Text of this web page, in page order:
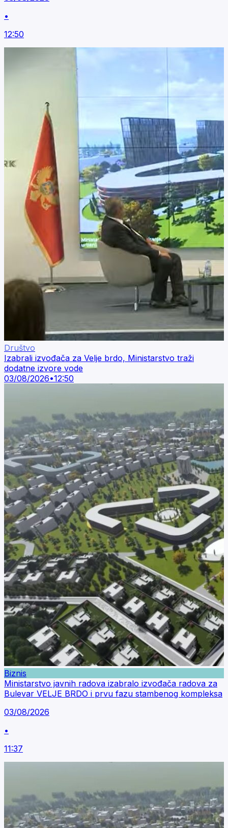
•
12:50
Društvo
Izabrali izvođača za Velje brdo, Ministarstvo traži
dodatne izvore vode
03/08/2026•12:50
Biznis
Ministarstvo javnih radova izabralo izvođača radova za
Bulevar VELJE BRDO i prvu fazu stambenog kompleksa
03/08/2026
•
11:37